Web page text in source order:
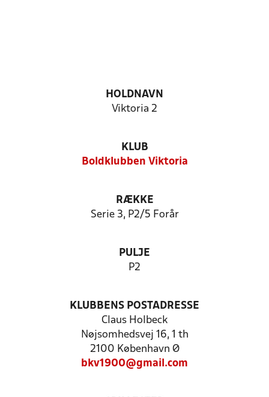
HOLDNAVN
Viktoria 2
KLUB
Boldklubben Viktoria
RÆKKE
Serie 3, P2/5 Forår
PULJE
P2
KLUBBENS POSTADRESSE
Claus Holbeck
Nøjsomhedsvej 16, 1 th
2100 København Ø
bkv1900@gmail.com